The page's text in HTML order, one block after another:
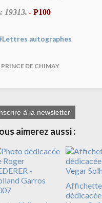
19313. - P100
autographes
PRINCE DE CHIMAY
à la newsletter
aimerez aussi :
Affichette